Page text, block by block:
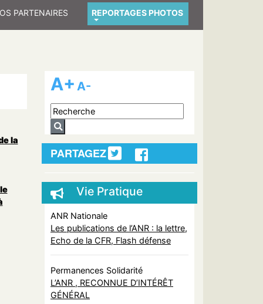
PARTENAIRES REPORTAGES PHOTOS
la
A+ A-
PARTAGEZ
Vie Pratique
ANR Nationale
Les publications de l’ANR : la lettre,
Echo de la CFR, Flash défense
Permanences Solidarité
L’ANR , RECONNUE D’INTÉRÊT
GÉNÉRAL